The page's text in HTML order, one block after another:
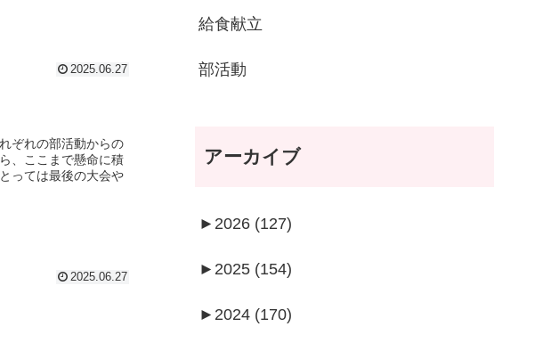
2025.06.27
ぞれの部活動からの
、ここまで懸命に積
っては最後の大会や
2025.06.27
給食献立
部活動
アーカイブ
► 2026 (127)
► 2025 (154)
► 2024 (170)